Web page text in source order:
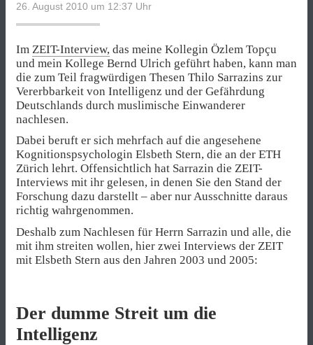
26. August 2010 um 12:37 Uhr
Im ZEIT-Interview, das meine Kollegin Özlem Topçu
und mein Kollege Bernd Ulrich geführt haben, kann man
die zum Teil fragwürdigen Thesen Thilo Sarrazins zur
Vererbbarkeit von Intelligenz und der Gefährdung
Deutschlands durch muslimische Einwanderer
nachlesen.
Dabei beruft er sich mehrfach auf die angesehene
Kognitionspsychologin Elsbeth Stern, die an der ETH
Zürich lehrt. Offensichtlich hat Sarrazin die ZEIT-
Interviews mit ihr gelesen, in denen Sie den Stand der
Forschung dazu darstellt – aber nur Ausschnitte daraus
richtig wahrgenommen.
Deshalb zum Nachlesen für Herrn Sarrazin und alle, die
mit ihm streiten wollen, hier zwei Interviews der ZEIT
mit Elsbeth Stern aus den Jahren 2003 und 2005:
Der dumme Streit um die
Intelligenz